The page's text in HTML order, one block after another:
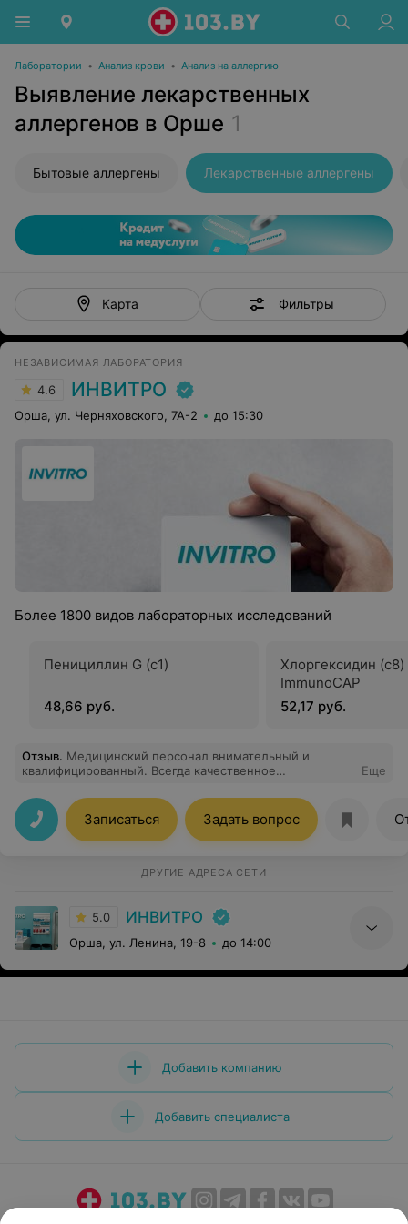
Лаборатории • Анализ крови • Анализ на аллергию
Выявление лекарственных
аллергенов в Орше 1
Бытовые аллергены Лекарственные аллергены
Карта Фильтры
НЕЗАВИСИМАЯ ЛАБОРАТОРИЯ
4.6 ИНВИТРО
Орша, ул. Черняховского, 7А-2 до 15:30
Более 1800 видов лабораторных исследований
Пенициллин G (c1)
48,66 руб.
Хлоргексидин (c8)
ImmunoCAP
52,17 руб.
Отзыв. Медицинский персонал внимательный и
квалифицированный. Всегда качественное
результатов. Дети сдают кровь без слёз.
Еще
Записаться Задать вопрос
ДРУГИЕ АДРЕСА СЕТИ
5.0 ИНВИТРО
Орша, ул. Ленина, 19-8 до 14:00
Добавить компанию
Добавить специалиста